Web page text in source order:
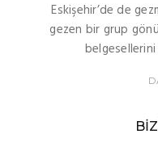
Eskişehir’de de
gezen bir grup